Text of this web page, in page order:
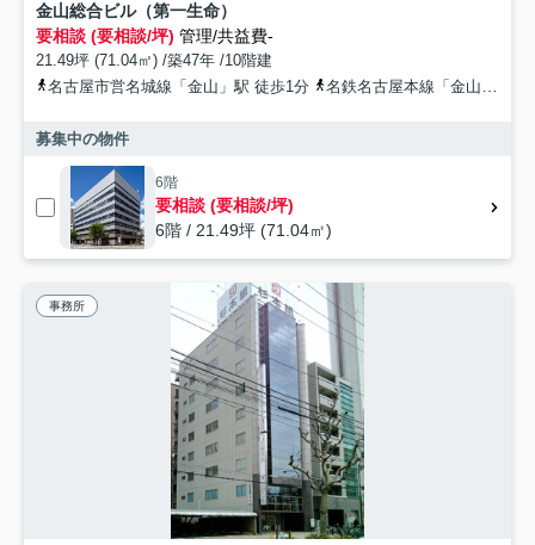
金山総合ビル（第一生命）
要相談 (要相談/坪) 管理/共益費-
21.49坪 (71.04㎡) /築47年 /10階建
名古屋市営名城線「金山」駅 徒歩1分
名鉄名古屋本線「金山」駅 徒歩1分
募集中の物件
6階
要相談 (要相談/坪)
6階 / 21.49坪 (71.04㎡)
事務所